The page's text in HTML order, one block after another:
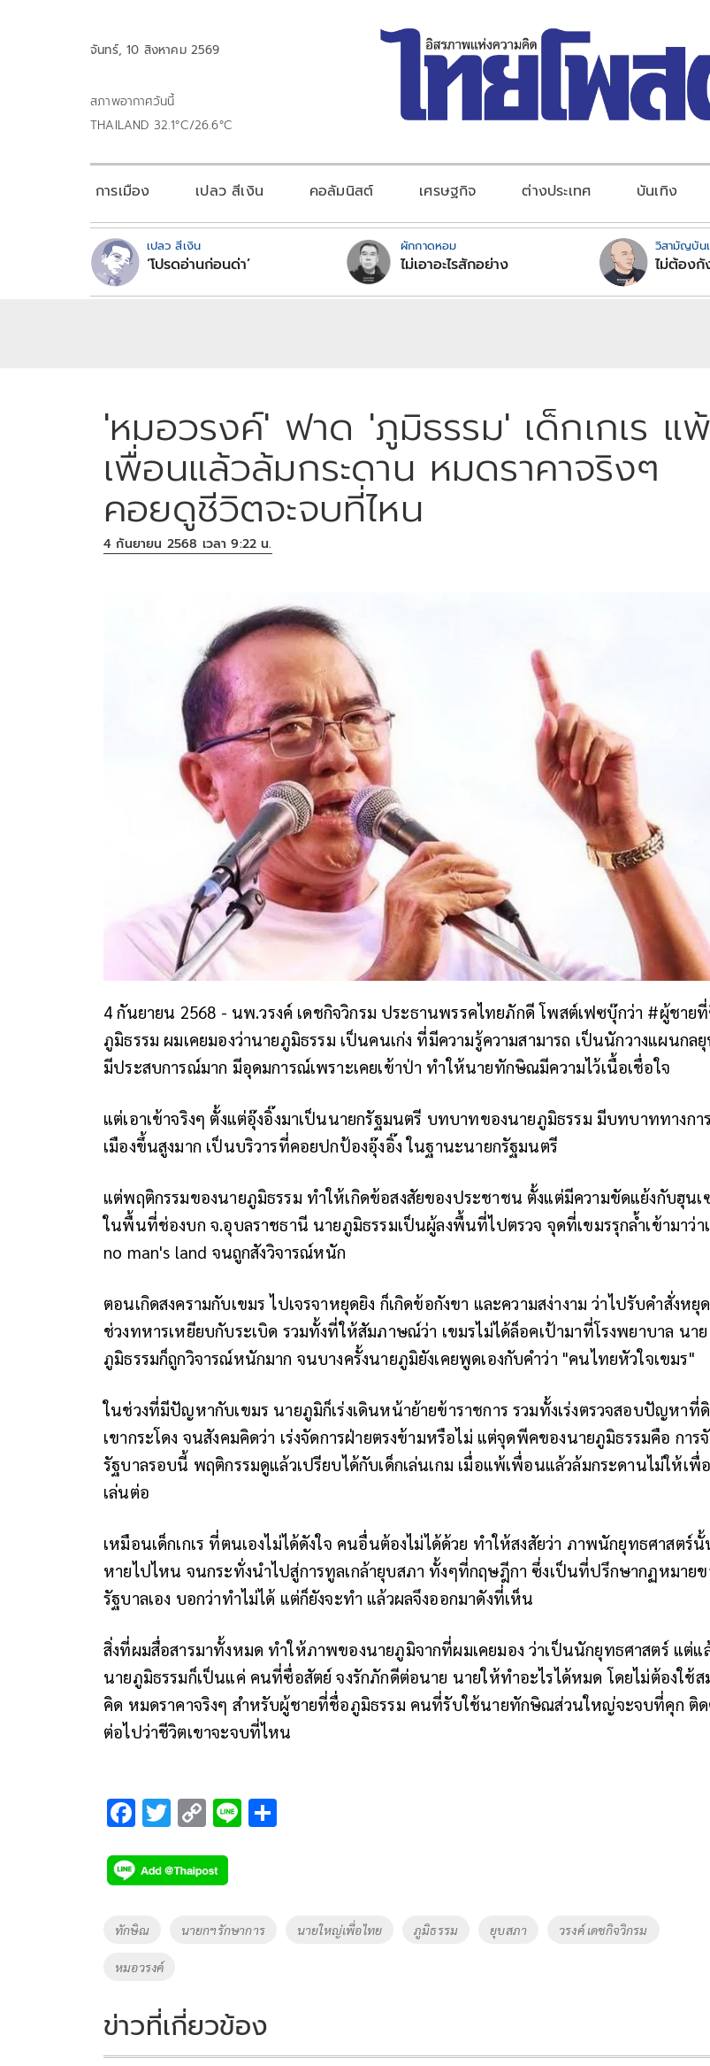
จันทร์, 10 สิงหาคม 2569
สภาพอากาศวันนี้
THAILAND 32.1°C/26.6°C
การเมือง เปลว สีเงิน คอลัมนิสต์ เศรษฐกิจ ต่างประเทศ บันเทิง
เปลว สีเงิน
‘โปรดอ่านก่อนด่า’
ผักกาดหอม
ไม่เอาอะไรสักอย่าง
วิสามัญบัน
ไม่ต้องกั
'หมอวรงค์' ฟาด 'ภูมิธรรม' เด็กเกเร แพ้
เพื่อนแล้วล้มกระดาน หมดราคาจริงๆ
คอยดูชีวิตจะจบที่ไหน
4 กันยายน 2568 เวลา 9:22 น.
4 กันยายน 2568 - นพ.วรงค์ เดชกิจวิกรม ประธานพรรคไทยภักดี โพสต์เฟซบุ๊กว่า #ผู้ชาย
ภูมิธรรม ผมเคยมองว่านายภูมิธรรม เป็นคนเก่ง ที่มีความรู้ความสามารถ เป็นนักวางแผนกล
มีประสบการณ์มาก มีอุดมการณ์เพราะเคยเข้าป่า ทำให้นายทักษิณมีความไว้เนื้อเชื่อใจ
แต่เอาเข้าจริงๆ ตั้งแต่อุ๊งอิ๊งมาเป็นนายกรัฐมนตรี บทบาทของนายภูมิธรรม มีบทบาททางการ
เมืองขึ้นสูงมาก เป็นบริวารที่คอยปกป้องอุ๊งอิ๊ง ในฐานะนายกรัฐมนตรี
แต่พฤติกรรมของนายภูมิธรรม ทำให้เกิดข้อสงสัยของประชาชน ตั้งแต่มีความขัดแย้งกับฮุนเ
ในพื้นที่ช่องบก จ.อุบลราชธานี นายภูมิธรรมเป็นผู้ลงพื้นที่ไปตรวจ จุดที่เขมรรุกล้ำเข้ามาว่า
no man's land จนถูกสังวิจารณ์หนัก
ตอนเกิดสงครามกับเขมร ไปเจรจาหยุดยิง ก็เกิดข้อกังขา และความสง่างาม ว่าไปรับคำสั่งหยุ
ช่วงทหารเหยียบกับระเบิด รวมทั้งที่ให้สัมภาษณ์ว่า เขมรไม่ได้ล็อคเป้ามาที่โรงพยาบาล นาย
ภูมิธรรมก็ถูกวิจารณ์หนักมาก จนบางครั้งนายภูมิยังเคยพูดเองกับคำว่า "คนไทยหัวใจเขมร"
ในช่วงที่มีปัญหากับเขมร นายภูมิก็เร่งเดินหน้าย้ายข้าราชการ รวมทั้งเร่งตรวจสอบปัญหาที่
เขากระโดง จนสังคมคิดว่า เร่งจัดการฝ่ายตรงข้ามหรือไม่ แต่จุดพีคของนายภูมิธรรมคือ การ
รัฐบาลรอบนี้ พฤติกรรมดูแล้วเปรียบได้กับเด็กเล่นเกม เมื่อแพ้เพื่อนแล้วล้มกระดานไม่ให้เพื่
เล่นต่อ
เหมือนเด็กเกเร ที่ตนเองไม่ได้ดังใจ คนอื่นต้องไม่ได้ด้วย ทำให้สงสัยว่า ภาพนักยุทธศาสตร์นั้
หายไปไหน จนกระทั่งนำไปสู่การทูลเกล้ายุบสภา ทั้งๆที่กฤษฎีกา ซึ่งเป็นที่ปรึกษากฏหมายข
รัฐบาลเอง บอกว่าทำไม่ได้ แต่ก็ยังจะทำ แล้วผลจึงออกมาดังที่เห็น
สิ่งที่ผมสื่อสารมาทั้งหมด ทำให้ภาพของนายภูมิจากที่ผมเคยมอง ว่าเป็นนักยุทธศาสตร์ แต่แ
นายภูมิธรรมก็เป็นแค่ คนที่ซื่อสัตย์ จงรักภักดีต่อนาย นายให้ทำอะไรได้หมด โดยไม่ต้องใช้ส
คิด หมดราคาจริงๆ สำหรับผู้ชายที่ชื่อภูมิธรรม คนที่รับใช้นายทักษิณส่วนใหญ่จะจบที่คุก ติ
ต่อไปว่าชีวิตเขาจะจบที่ไหน
F
e
b
o
k
T
tt
er
C
p
y
Li
Li
Tags
ทักษิณ นายกฯรักษาการ นายใหญ่เพื่อไทย ภูมิธรรม ยุบสภา วรงค์ เดชกิจวิกรม
หมอวรงค์
ข่าวที่เกี่ยวข้อง